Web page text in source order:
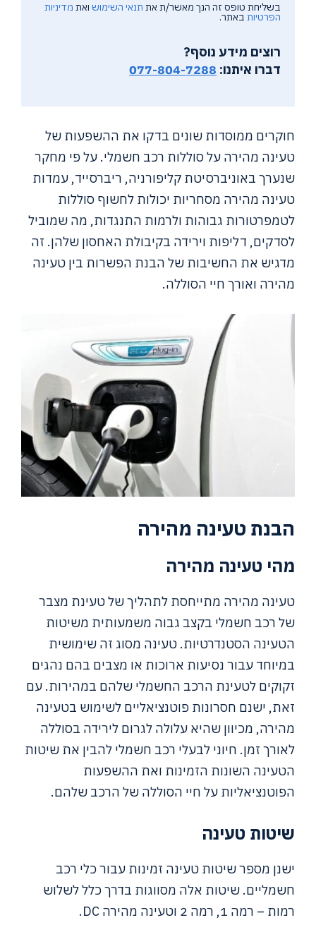
בשליחת טופס זה הנך מאשר/ת את תנאי השימוש ואת מדיניות
הפרטיות באתר.
רוצים מידע נוסף?
דברו איתנו: 077-804-7288
חוקרים ממוסדות שונים בדקו את ההשפעות של
טעינה מהירה על סוללות רכב חשמלי. על פי מחקר
שנערך באוניברסיטת קליפורניה, ריברסייד, עמדות
טעינה מהירה מסחריות יכולות לחשוף סוללות
לטמפרטורות גבוהות ולרמות התנגדות, מה שמוביל
לסדקים, דליפות וירידה בקיבולת האחסון שלהן. זה
מדגיש את החשיבות של הבנת הפשרות בין טעינה
מהירה ואורך חיי הסוללה.
הבנת טעינה מהירה
מהי טעינה מהירה
טעינה מהירה מתייחסת לתהליך של טעינת מצבר
של רכב חשמלי בקצב גבוה משמעותית משיטות
הטעינה הסטנדרטיות. טעינה מסוג זה שימושית
במיוחד עבור נסיעות ארוכות או מצבים בהם נהגים
זקוקים לטעינת הרכב החשמלי שלהם במהירות. עם
זאת, ישנם חסרונות פוטנציאליים לשימוש בטעינה
מהירה, מכיוון שהיא עלולה לגרום לירידה בסוללה
לאורך זמן. חיוני לבעלי רכב חשמלי להבין את שיטות
הטעינה השונות הזמינות ואת ההשפעות
הפוטנציאליות על חיי הסוללה של הרכב שלהם.
שיטות טעינה
ישנן מספר שיטות טעינה זמינות עבור כלי רכב
חשמליים. שיטות אלה מסווגות בדרך כלל לשלוש
רמות – רמה 1, רמה 2 וטעינה מהירה DC.